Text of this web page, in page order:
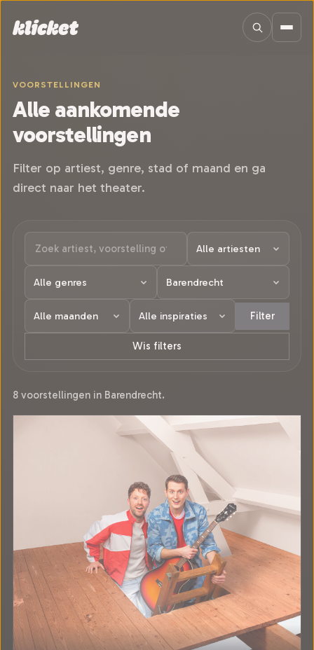
VOORSTELLINGEN
Alle aankomende
voorstellingen
Filter op artiest, genre, stad of maand en ga
direct naar het theater.
Filter
Wis filters
8 voorstellingen in Barendrecht.